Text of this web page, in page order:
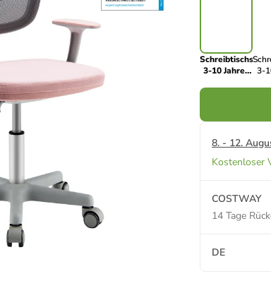
Schreibtischstuhl
3-10 Jahren
3-
8. - 12.
Kostenloser
COSTWAY
14 Tage
DE